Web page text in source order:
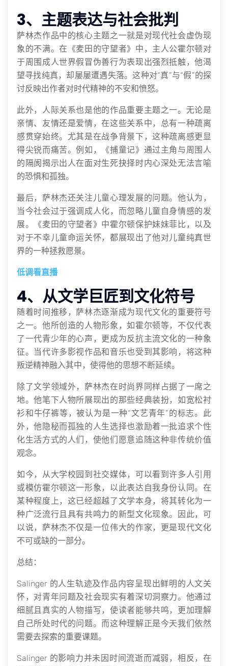
3、主题表达与社会批判
萨林杰作品中的核心主题之一就是对现代社会虚伪现
象的不满。在《麦田的守望者》中，主人公霍尔顿对
于周围成人世界假冒伪善行为表现出强烈抵触，他渴
望寻找纯真，却屡屡遭遇失落。这种对“真”与“假”的探
讨反映出作者对时代精神的不安和愤怒。
此外，人际关系也是他的作品重要主题之一。无论是
亲情、友情还是爱情，在这些关系中，总有一种疏离
感贯穿始终。尤其是在战争背景下，这种疏离感更显
得尖锐而痛苦。例如，《捕童记》通过主角与周围人
的隔阂揭示出人在面对生死抉择时内心深处无法言喻
的恐惧和孤独。
最后，萨林杰还关注儿童心理发展的问题。他认为，
当今社会过于强调成人化，而忽略儿童自身情感的发
展。《麦田的守望者》中霍尔顿保护妹妹菲比，以及
对于不幸儿童命运关怀，都展现出了他对儿童纯真世
界的一种拯救愿景。
低调看直播
4、从文学巨匠到文化符号
随着时间推移，萨林杰逐渐成为现代文化的重要符号
之一。他所创造的人物形象，如霍尔顿等，不仅代表
了一代青少年的心声，更成为反抗主流文化的一种象
征。当代许多影视作品和音乐也受到其影响，将这种
叛逆精神融入其中，使得他的思想不断延续。
除了文学领域外，萨林杰在时尚界同样占据了一席之
地。他笔下人物所展现出的那些经典装扮，如宽松衬
衫和牛仔裤等，被认为是一种“文艺青年”的标志。此
外，他隐秘而孤独的人生选择也激励着一批追求个性
化生活方式的人们，使他们愿意追随这种非传统价值
观念。
如今，从大学校园到社交媒体，可以看到许多人引用
或模仿霍尔顿这一形象，以此表达自我身份认同。在
某种程度上，这已经超越了文学本身，将其转化为一
种广泛流行且具有共鸣力的新型文化现象。因此，可
以说，萨林杰不仅是一位伟大的作家，更是现代文化
不可或缺的一部分。
总结：
Salinger 的人生轨迹及作品内容呈现出鲜明的人文关
怀，对青年问题及社会现实有着深切洞察力。他通过
细腻且真实的人物描写，使读者能够共鸣，更加理解
自己所处时代的问题。而这种理解正是今天我们依然
需要去探索的重要课题。
Salinger 的影响力并未因时间流逝而减弱，相反，在